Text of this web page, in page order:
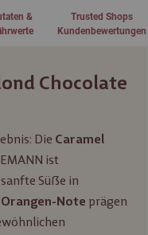
Chocolate
Die Caramel
ist
Süße in
Note prägen
&
Trusted Shops
Kundenbewertungen